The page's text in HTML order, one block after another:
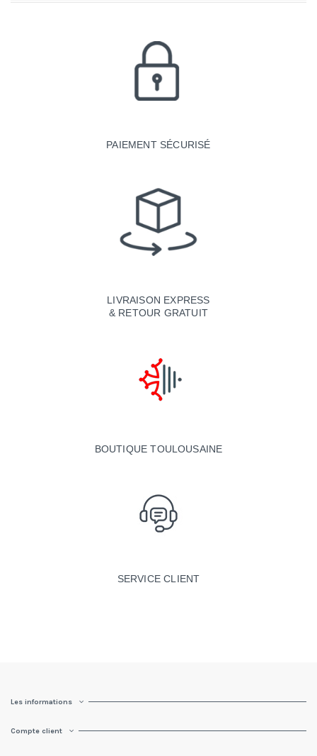
PAIEMENT SÉCURISÉ
LIVRAISON EXPRESS
& RETOUR GRATUIT
BOUTIQUE TOULOUSAINE
SERVICE CLIENT
Les informations
Compte client